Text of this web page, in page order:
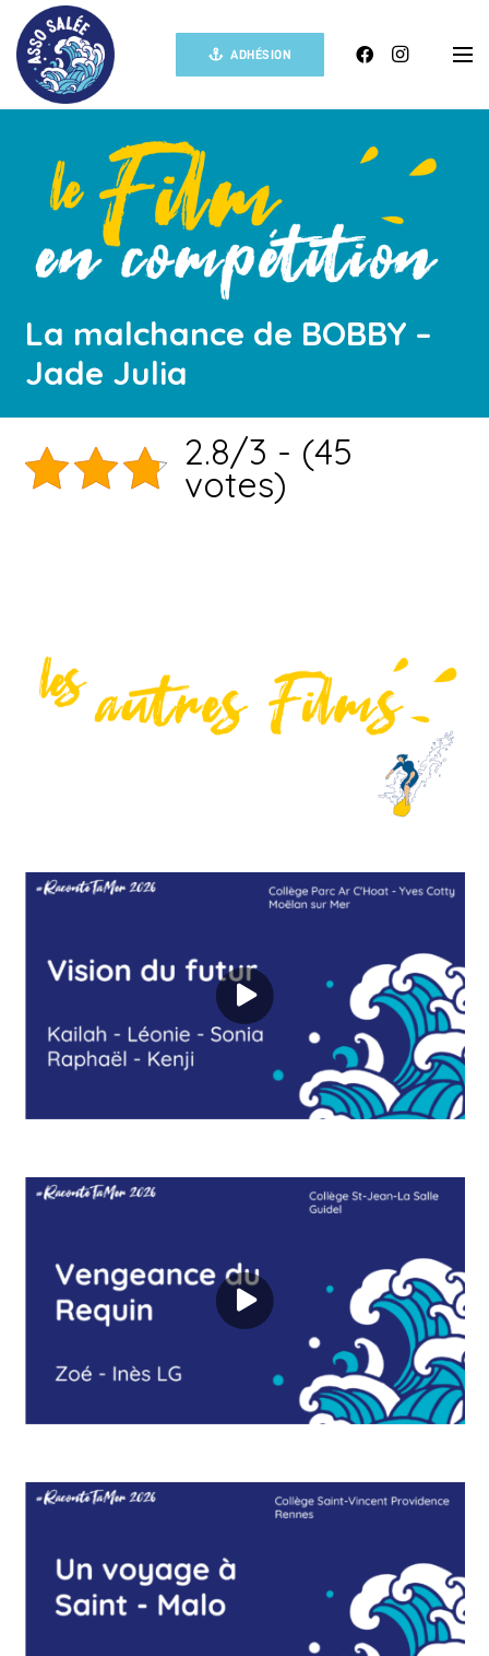
ADHÉSION
La malchance de BOBBY –
Jade Julia
2.8/3 - (45
votes)